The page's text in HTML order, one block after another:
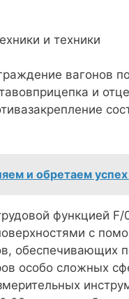
и техники
вагонов
и
и обретаем
функцией F/
с
обеспечивающих
особо сложных